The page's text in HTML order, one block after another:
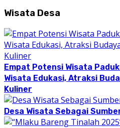
Wisata Desa
Empat Potensi Wisata
Wisata Edukasi, Atraksi
Kuliner
Desa Wisata Sebagai